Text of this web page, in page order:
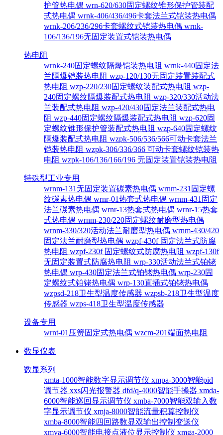
护管热电偶 wrn-620/630固定螺纹锥形保护管装配
式热电偶 wrnk-406/436/496卡套法兰式铠装热电偶
wrnk-206/236/296卡套螺纹式铠装热电偶 wrnk-
106/136/196无固定装置式铠装热电偶
热电阻
wrnk-240固定螺纹隔爆铠装热电阻 wrnk-440固定法
兰隔爆铠装热电阻 wzp-120/130无固定装置装配式
热电阻 wzp-220/230固定螺纹装配式热电阻 wzp-
240固定螺纹隔爆装配式热电阻 wzp-320/330活动法
兰装配式热电阻 wzp-420/430固定法兰装配式热电
阻 wzp-440固定螺纹隔爆装配式热电阻 wzp-620固
定螺纹锥形保护管装配式热电阻 wzp-640固定螺纹
隔爆装配式热电阻 wzpk-506/536/566可动卡套法兰
铠装热电阻 wzpk-306/336/366 可动卡套螺纹铠装热
电阻 wzpk-106/136/166/196 无固定装置铠装热电阻
特殊型工业专用
wrnm-131无固定装置碳素热电偶 wrnm-231固定螺
纹碳素热电偶 wrnr-01热套式热电偶 wrnm-431固定
法兰碳素热电偶 wrnr-13热套式热电偶 wrnr-15热套
式热电偶 wrnm-230/220固定螺纹耐磨型热电偶
wrnm-330/320活动法兰耐磨型热电偶 wrnm-430/420
固定法兰耐磨型热电偶 wzpf-430f 固定法兰式防腐
热电阻 wzpf-230f 固定螺纹式防腐热电阻 wzpf-130f
无固定装置式防腐热电阻 wrp-330活动法兰式铂铑
热电偶 wrp-430固定法兰式铂铑热电偶 wrp-230固
定螺纹式铂铑热电偶 wrp-130直插式铂铑热电偶
wzpsd-218卫生型温度传感器 wzpsb-218卫生型温度
传感器 wzps-418卫生型温度传感器
设备专用
wrnt-01压簧固定式热电偶 wzcm-201端面热电阻
数显仪表
数显系列
xmta-1000智能数字显示调节仪 xmpa-3000智能pid
调节器 xxs闪光报警器 dfd/q-4000智能手操器 xmda-
6000智能巡回显示调节仪 xmba-7000智能双输入数
字显示调节仪 xmja-8000智能流量积算控制仪
xmba-8000智能四回路数显双输出控制变送仪
xmya-6000智能电接点液位显示控制仪 xmga-2000